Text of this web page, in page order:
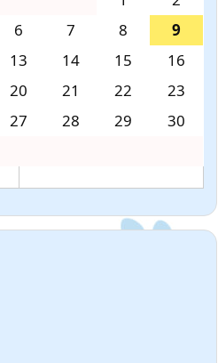
6 7 8
9
13 14 15
16
20 21 22
23
27 28 29
30